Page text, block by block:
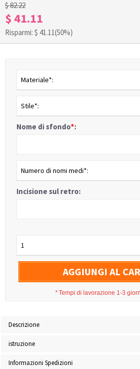
$ 82.22
$ 41.11
Risparmi: $ 41.11(50%)
Materiale*:
Stile*:
Nome di sfondo*:
Numero di nomi medi*:
Incisione sul retro:
1
AGGIUNGI AL
*Tempi di lavorazione 1-3
Descrizione
istruzione
Informazioni Spedizioni